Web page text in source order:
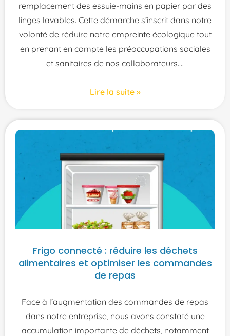
remplacement des essuie-mains en papier par des
linges lavables. Cette démarche s’inscrit dans notre
volonté de réduire notre empreinte écologique tout
en prenant en compte les préoccupations sociales
et sanitaires de nos collaborateurs.
Lire la suite »
Frigo connecté : réduire les déchets
alimentaires et optimiser les commandes
de repas
Face à l’augmentation des commandes de repas
dans notre entreprise, nous avons constaté une
accumulation importante de déchets, notamment